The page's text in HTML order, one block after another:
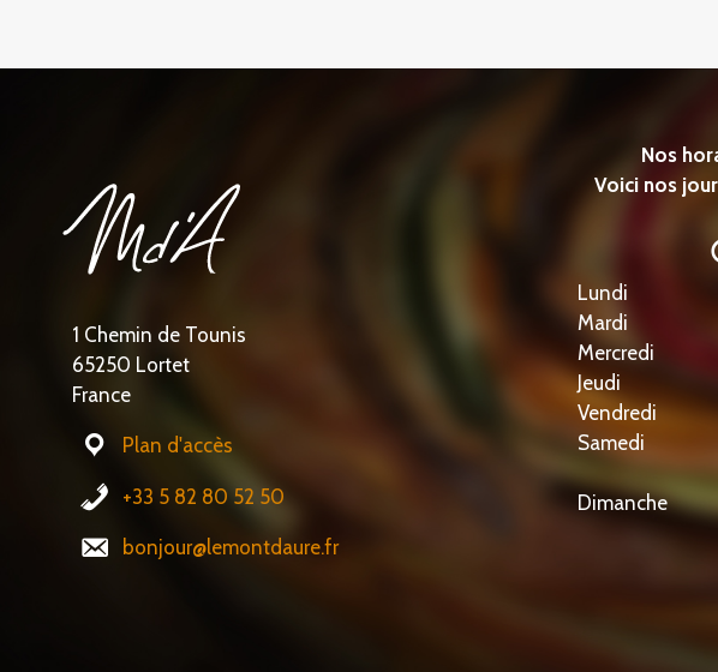
1 Chemin de Tounis
65250 Lortet
France
Plan d'accès
+33 5 82 80 52 50
bonjour@lemontdaure.fr
Nos
Voici nos
Lundi
Mardi
Mercredi
Jeudi
Vendredi
Samedi
Dimanche